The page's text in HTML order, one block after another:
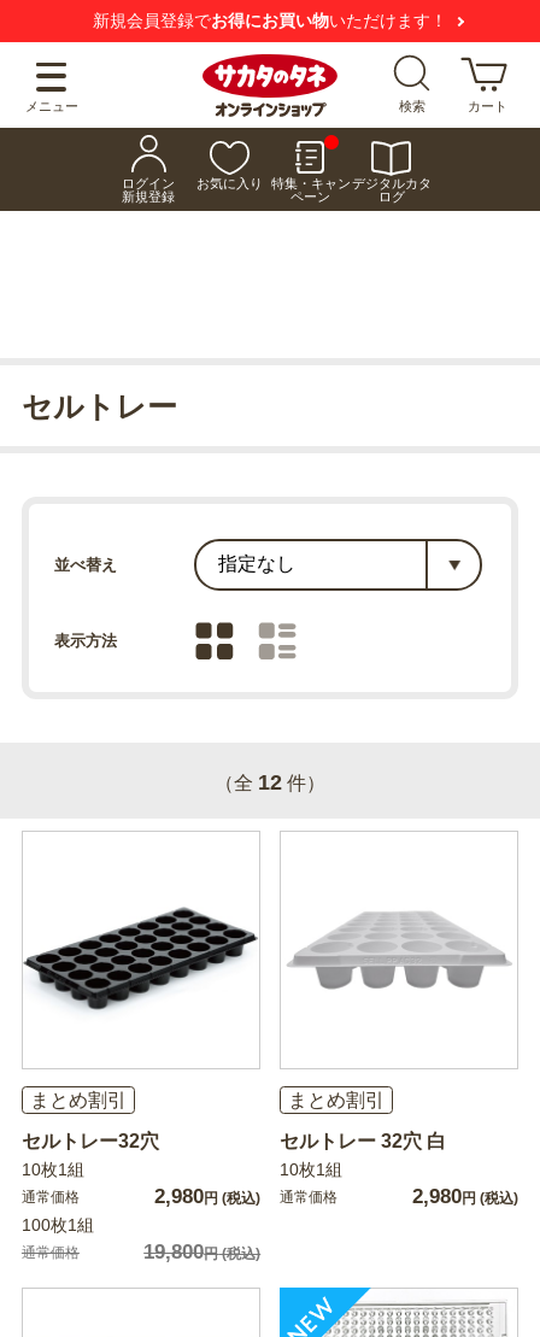
新規会員登録でお得にお買い物いただけます！
メニュー 検索 カート
ログイン
新規登録
お気に入り
特集・キャン
ペーン
デジタルカタ
ログ
セルトレー
並べ替え
表示方法
（全 12 件）
まとめ割引
セルトレー32穴
10枚1組
通常価格 2,980円 (税込)
100枚1組
通常価格 19,800円(税込)
まとめ割引
セルトレー 32穴 白
10枚1組
通常価格 2,980円 (税込)